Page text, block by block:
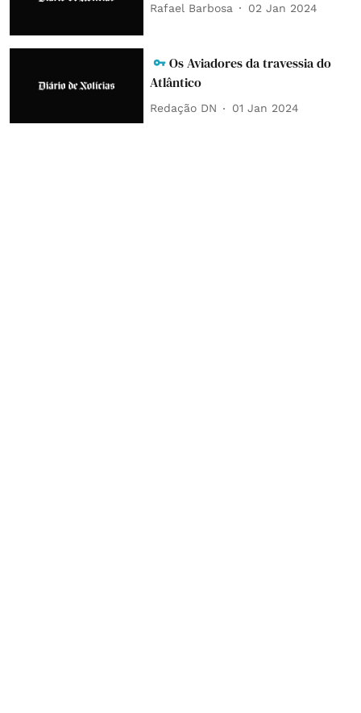
Rafael Barbosa 02 Jan 2024
Os Aviadores da travessia do
Atlântico
Redação DN 01 Jan 2024